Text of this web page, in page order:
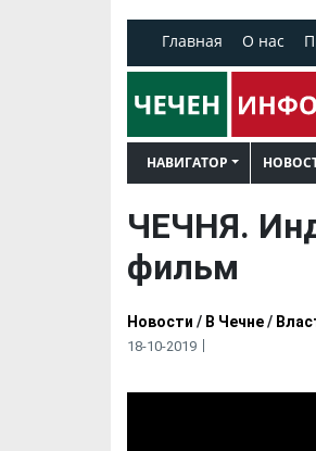
Главная О нас
НАВИГАТОР
ЧЕЧНЯ.
фильм
Новости / В Чечне/
18-10-2019